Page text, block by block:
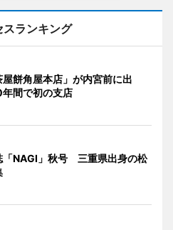
スランキング
餅角屋本店」が内宮前に出
間で初の支店
「NAGI」秋号 三重県出身の松